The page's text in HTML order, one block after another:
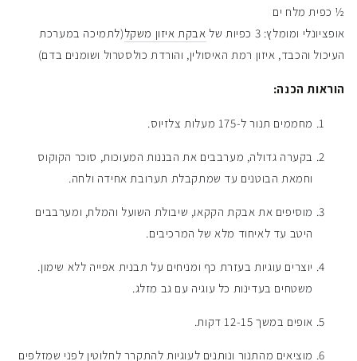
½ כפית מלח ים
אופציונלי ומומלץ: 3 כפיות של
אבקת איזון משקל(לתמיכה במערכת
העיכול והכבד, איזון רמת האיסולין, והורדת כולסטרול ושומנים בדם)
הוראות הכנה:
מחממים תנור ל-175 מעלות צלזיוס.
בקערה גדולה, מערבבים את הבננות המעוכות, סוכר הקוקוס
וחמאת הבוטנים עד שמתקבלת תערובת אחידה ולחה.
מוסיפים את אבקת הקקאו, שיבולת השועל והמלח, ומערבבים
היטב עד לאיחוד מלא של המרכיבים.
יוצרים עוגיות בעזרת כף ומניחים על תבנית אפייה ללא שימון.
משטחים בעדינות כל עוגיה עם גב מזלג.
אופים במשך 12-15 דקות.
מוציאים מהתנור ונותנים לעוגיות להתקרר לחלוטין לפני שמזלפים